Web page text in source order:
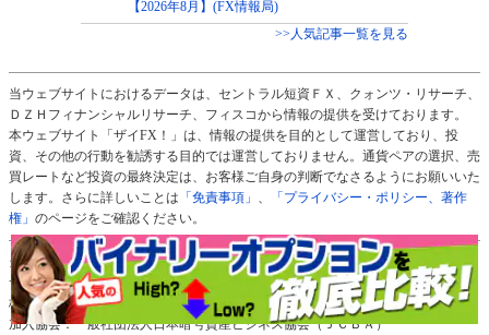
【2026年8月】(FX情報局)
>>人気記事一覧を見る
当ウェブサイトにおけるデータは、セントラル短資ＦＸ、クォンツ・リサーチ、
ＤＺＨフィナンシャルリサーチ、フィスコから情報の提供を受けております。
本ウェブサイト「ザイFX！」は、情報の提供を目的として運営しており、投
資、その他の行動を勧誘する目的では運営しておりません。通貨ペアの選択、売
買レートなど投資の最終決定は、お客様ご自身の判断でなさるようにお願いいた
します。さらに詳しいことは 「免責事項」
「プライバシー・ポリシー、著作
権」 のページをご確認ください。
当サイト「ザイFX！」の運営元：株式会社ダイヤモンド・フィナンシャル・リ
サーチ
株主：株式会社ダイヤモンド社（100％）
加入協会：一般社団法人日本暗号資産ビジネス協会（ＪＣＢＡ）